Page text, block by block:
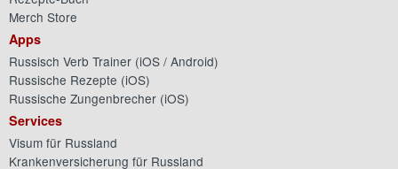
Merch Store
Apps
Russisch Verb Trainer (iOS / Android)
Russische Rezepte (iOS)
Russische Zungenbrecher (iOS)
Services
Visum für Russland
Krankenversicherung für Russland